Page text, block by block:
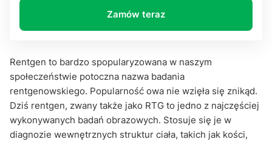
Skierowanie na rentgen przez Internet
Zamów teraz
Rentgen to bardzo spopularyzowana w naszym
społeczeństwie potoczna nazwa badania
rentgenowskiego. Popularność owa nie wzięła się znikąd.
Dziś rentgen, zwany także jako RTG to jedno z najczęściej
wykonywanych badań obrazowych. Stosuje się je w
diagnozie wewnętrznych struktur ciała, takich jak kości,